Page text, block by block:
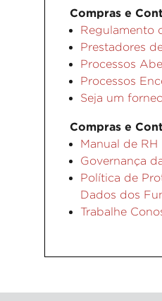
Compras e
Regulamento
Prestadores
Processos
Processos
Seja um
Compras e
Manual de RH
Governança
Política de
Dados dos
Trabalhe